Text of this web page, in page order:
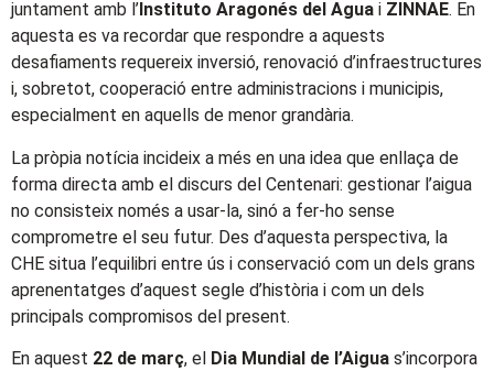
juntament amb l’ Instituto Aragonés del Agua i ZINNAE. En
aquesta es va recordar que respondre a aquests
desafiaments requereix inversió, renovació d’infraestructures
i, sobretot, cooperació entre administracions i municipis,
especialment en aquells de menor grandària.
La pròpia notícia incideix a més en una idea que enllaça de
forma directa amb el discurs del Centenari: gestionar l’aigua
no consisteix només a usar-la, sinó a fer-ho sense
comprometre el seu futur. Des d’aquesta perspectiva, la
CHE situa l’equilibri entre ús i conservació com un dels grans
aprenentatges d’aquest segle d’història i com un dels
principals compromisos del present.
En aquest 22 de març, el Dia Mundial de l’Aigua s’incorpora